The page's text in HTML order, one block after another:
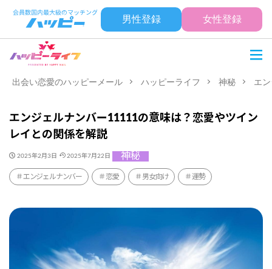
男性登録 女性登録
出会い恋愛のハッピーメール ハッピーライフ 神秘 エ
エンジェルナンバー11111の意味は？恋愛やツイン
レイとの関係を解説
2025年2月3日 2025年7月22日 神秘
エンジェルナンバー 恋愛 男女向け 運勢